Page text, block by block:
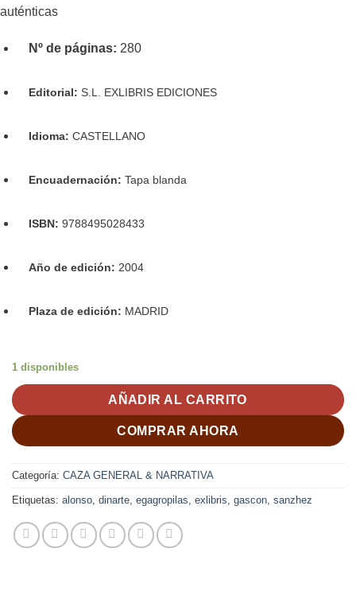
auténticas
Nº de páginas: 280
Editorial: S.L. EXLIBRIS EDICIONES
Idioma: CASTELLANO
Encuadernación: Tapa blanda
ISBN: 9788495028433
Año de edición: 2004
Plaza de edición: MADRID
1 disponibles
AÑADIR AL CARRITO
COMPRAR AHORA
Categoría: CAZA GENERAL & NARRATIVA
Etiquetas: alonso dinarte egagropilas exlibris gascon sanzhez